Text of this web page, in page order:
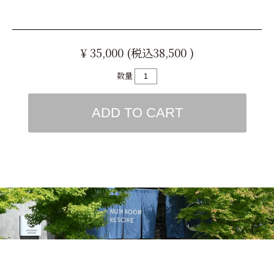
¥ 35,000 (税込38,500 )
数量
ADD TO CART